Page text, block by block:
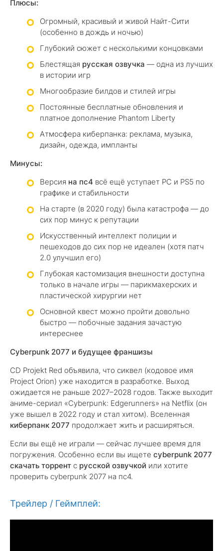
Плюсы:
Огромный, красивый и живой Найт-Сити
(особенно в дождь и ночью)
Глубокий сюжет с несколькими концовками
Блестящая русская озвучка — одна из лучших
в истории игр
Многообразие билдов и стилей игры
Постоянные бесплатные обновления и
платное дополнение Phantom Liberty
Атмосфера киберпанка: реклама, музыка,
дизайн, одежда, импланты
Минусы:
Версия на пс4 всё ещё уступает PC и PS5 по
графике и стабильности
На старте (в 2020 году) была катастрофа — до
сих пор минус к репутации
Искусственный интеллект полиции и
пешеходов до сих пор не идеален (хотя патч
2.0 улучшил его)
Глубокая кастомизация внешности доступна
только в начале игры — парикмахерских и
пластической хирургии нет
Основной квест можно пройти довольно
быстро — побочные задания зачастую
интереснее
Cyberpunk 2077 и будущее франшизы
CD Projekt Red объявила, что сиквел (кодовое имя
Project Orion) уже находится в разработке. Выход
ожидается не раньше 2027–2028 годов. Также выходит
аниме-сериал «Cyberpunk: Edgerunners» на Netflix (он
уже вышел в 2022 году и стал хитом). Вселенная
киберпанк 2077 продолжает жить и расширяться.
Если вы ещё не играли — сейчас лучшее время для
погружения. Особенно если вы ищете cyberpunk 2077
скачать торрент с русской озвучкой или хотите
проверить cyberpunk 2077 на пс4.
Трейлер / Геймплей: